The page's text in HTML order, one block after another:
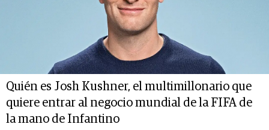
Quién es Josh Kushner, el multimillonario que
quiere entrar al negocio mundial de la FIFA de
la mano de Infantino